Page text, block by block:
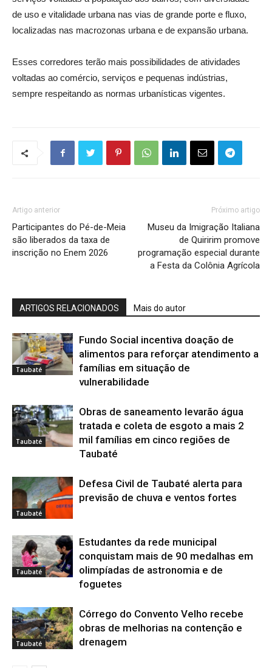
de uso e vitalidade urbana nas vias de grande porte e fluxo,
localizadas nas macrozonas urbana e de expansão urbana.
Esses corredores terão mais possibilidades de atividades
voltadas ao comércio, serviços e pequenas indústrias,
sempre respeitando as normas urbanísticas vigentes.
Artigo anterior
Participantes do Pé-de-Meia
são liberados da taxa de
inscrição no Enem 2026
Próximo artigo
Museu da Imigração Italiana
de Quiririm promove
programação especial durante
a Festa da Colônia Agrícola
ARTIGOS RELACIONADOS Mais do autor
Taubaté
Fundo Social incentiva doação de
alimentos para reforçar atendimento a
famílias em situação de
vulnerabilidade
Taubaté
Obras de saneamento levarão água
tratada e coleta de esgoto a mais 2
mil famílias em cinco regiões de
Taubaté
Taubaté
Defesa Civil de Taubaté alerta para
previsão de chuva e ventos fortes
Taubaté
Estudantes da rede municipal
conquistam mais de 90 medalhas em
olimpíadas de astronomia e de
foguetes
Taubaté
Córrego do Convento Velho recebe
obras de melhorias na contenção e
drenagem